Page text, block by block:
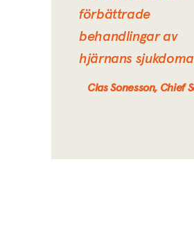
förbättrade
behandlingar av
hjärnans
Clas Sonesson, Chief